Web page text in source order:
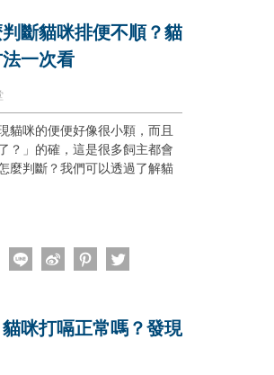
斷貓咪排便不順？貓
一次看
貓咪的便便好像很小顆，而且
？」的確，這是很多飼主都會
麼判斷？我們可以透過了解貓
咪打嗝正常嗎？發現